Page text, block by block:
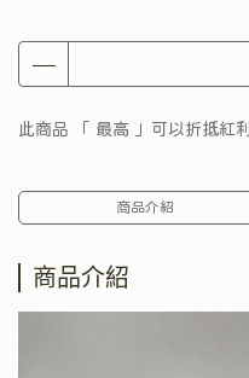
此商品 「 最高 」可以折抵紅利
商品介紹
商品介紹